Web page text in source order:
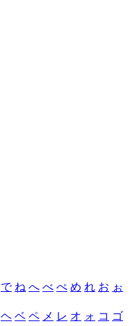
で ね へ べ ぺ め れ お ぉ
ヘ ベ ペ メ レ オ ォ コ ゴ